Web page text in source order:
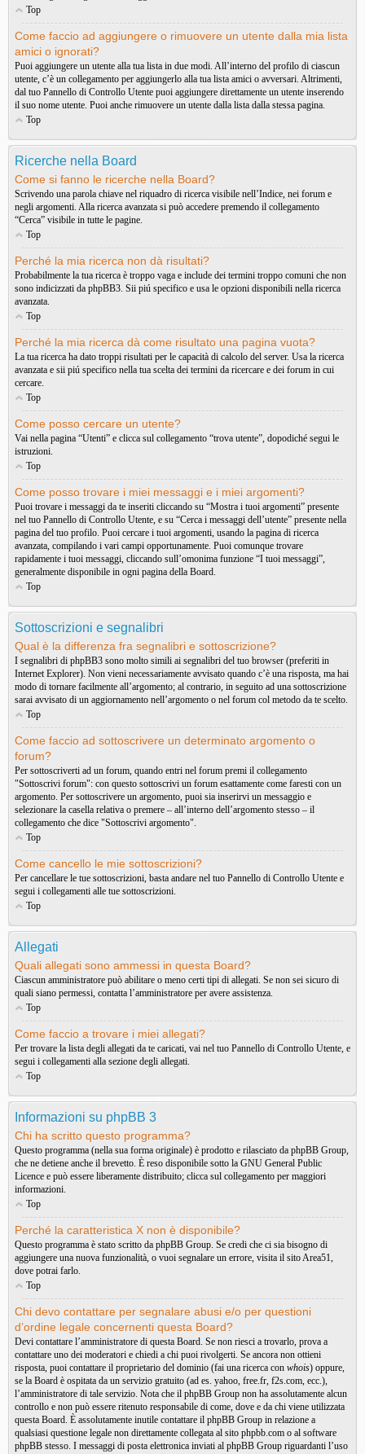
Top
Come faccio ad aggiungere o rimuovere un utente dalla mia lista
amici o ignorati?
Puoi aggiungere un utente alla tua lista in due modi. All’interno del profilo di ciascun
utente, c’è un collegamento per aggiungerlo alla tua lista amici o avversari. Altrimenti,
dal tuo Pannello di Controllo Utente puoi aggiungere direttamente un utente inserendo
il suo nome utente. Puoi anche rimuovere un utente dalla lista dalla stessa pagina.
Top
Ricerche nella Board
Come si fanno le ricerche nella Board?
Scrivendo una parola chiave nel riquadro di ricerca visibile nell’Indice, nei forum e
negli argomenti. Alla ricerca avanzata si può accedere premendo il collegamento
“Cerca” visibile in tutte le pagine.
Top
Perché la mia ricerca non dà risultati?
Probabilmente la tua ricerca è troppo vaga e include dei termini troppo comuni che non
sono indicizzati da phpBB3. Sii piú specifico e usa le opzioni disponibili nella ricerca
avanzata.
Top
Perché la mia ricerca dà come risultato una pagina vuota?
La tua ricerca ha dato troppi risultati per le capacità di calcolo del server. Usa la ricerca
avanzata e sii piú specifico nella tua scelta dei termini da ricercare e dei forum in cui
cercare.
Top
Come posso cercare un utente?
Vai nella pagina “Utenti” e clicca sul collegamento “trova utente”, dopodiché segui le
istruzioni.
Top
Come posso trovare i miei messaggi e i miei argomenti?
Puoi trovare i messaggi da te inseriti cliccando su “Mostra i tuoi argomenti” presente
nel tuo Pannello di Controllo Utente, e su “Cerca i messaggi dell’utente” presente nella
pagina del tuo profilo. Puoi cercare i tuoi argomenti, usando la pagina di ricerca
avanzata, compilando i vari campi opportunamente. Puoi comunque trovare
rapidamente i tuoi messaggi, cliccando sull’omonima funzione “I tuoi messaggi”,
generalmente disponibile in ogni pagina della Board.
Top
Sottoscrizioni e segnalibri
Qual è la differenza fra segnalibri e sottoscrizione?
I segnalibri di phpBB3 sono molto simili ai segnalibri del tuo browser (preferiti in
Internet Explorer). Non vieni necessariamente avvisato quando c’è una risposta, ma hai
modo di tornare facilmente all’argomento; al contrario, in seguito ad una sottoscrizione
sarai avvisato di un aggiornamento nell’argomento o nel forum col metodo da te scelto.
Top
Come faccio ad sottoscrivere un determinato argomento o
forum?
Per sottoscriverti ad un forum, quando entri nel forum premi il collegamento
"Sottoscrivi forum": con questo sottoscrivi un forum esattamente come faresti con un
argomento. Per sottoscrivere un argomento, puoi sia inserirvi un messaggio e
selezionare la casella relativa o premere – all’interno dell’argomento stesso – il
collegamento che dice "Sottoscrivi argomento".
Top
Come cancello le mie sottoscrizioni?
Per cancellare le tue sottoscrizioni, basta andare nel tuo Pannello di Controllo Utente e
segui i collegamenti alle tue sottoscrizioni.
Top
Allegati
Quali allegati sono ammessi in questa Board?
Ciascun amministratore può abilitare o meno certi tipi di allegati. Se non sei sicuro di
quali siano permessi, contatta l’amministratore per avere assistenza.
Top
Come faccio a trovare i miei allegati?
Per trovare la lista degli allegati da te caricati, vai nel tuo Pannello di Controllo Utente, e
segui i collegamenti alla sezione degli allegati.
Top
Informazioni su phpBB 3
Chi ha scritto questo programma?
Questo programma (nella sua forma originale) è prodotto e rilasciato da phpBB Group,
che ne detiene anche il brevetto. È reso disponibile sotto la GNU General Public
Licence e può essere liberamente distribuito; clicca sul collegamento per maggiori
informazioni.
Top
Perché la caratteristica X non è disponibile?
Questo programma è stato scritto da phpBB Group. Se credi che ci sia bisogno di
aggiungere una nuova funzionalità, o vuoi segnalare un errore, visita il sitoArea51,
dove potrai farlo.
Top
Chi devo contattare per segnalare abusi e/o per questioni
d’ordine legale concernenti questa Board?
Devi contattare l’amministratore di questa Board. Se non riesci a trovarlo, prova a
contattare uno dei moderatori e chiedi a chi puoi rivolgerti. Se ancora non ottieni
risposta, puoi contattare il proprietario del dominio (fai una ricerca con whois) oppure,
se la Board è ospitata da un servizio gratuito (ad es. yahoo, free.fr, f2s.com, ecc.),
l’amministratore di tale servizio. Nota che il phpBB Group non ha assolutamente alcun
controllo e non può essere ritenuto responsabile di come, dove e da chi viene utilizzata
questa Board. È assolutamente inutile contattare il phpBB Group in relazione a
qualsiasi questione legale non direttamente collegata al sito phpbb.com o al software
phpBB stesso. I messaggi di posta elettronica inviati al phpBB Group riguardanti l’uso